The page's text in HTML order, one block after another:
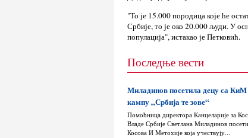
"То је 15.000 породица које ће
Србије, то је око 20.000 људи. У
популација", истакао је Петковић.
Последње вести
Миладинов посетила децу са
кампу „Србија те зове“
Помоћница директора Канцеларије за
Владе Србије Светлана Миладинов
Косова И Метохије која учествују...